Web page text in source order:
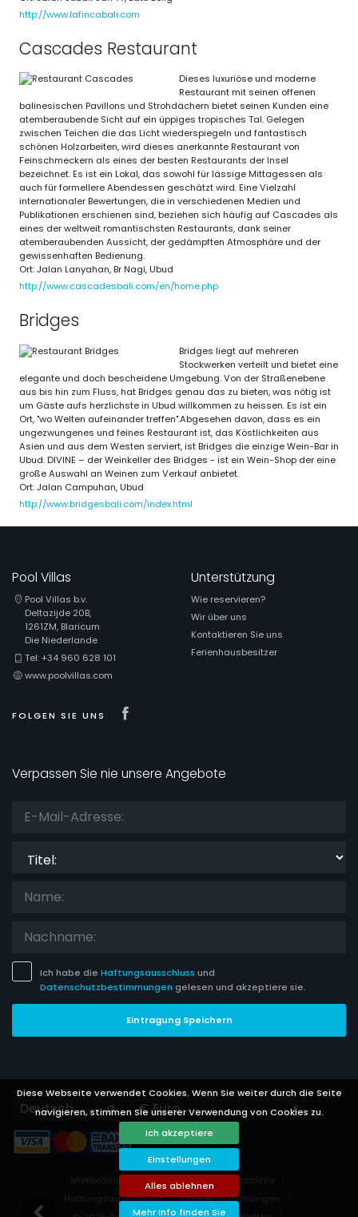
Diese Webseite verwendet Cookies. Wenn Sie weiter durch die Seite
navigieren, stimmen Sie unserer Verwendung von Cookies zu.
Ich akzeptiere
Einstellungen
Alles ablehnen
Mehr Info finden Sie
http://www.lafincabali.com
Cascades Restaurant
Dieses luxuriöse und moderne
Restaurant mit seinen offenen
balinesischen Pavillons und Strohdächern bietet seinen Kunden eine
atemberaubende Sicht auf ein üppiges tropisches Tal. Gelegen
zwischen Teichen die das Licht wiederspiegeln und fantastisch
schönen Holzarbeiten, wird dieses anerkannte Restaurant von
Feinschmeckern als eines der besten Restaurants der Insel
bezeichnet. Es ist ein Lokal, das sowohl für lässige Mittagessen als
auch für formellere Abendessen geschätzt wird. Eine Vielzahl
internationaler Bewertungen, die in verschiedenen Medien und
Publikationen erschienen sind, beziehen sich häufig auf Cascades als
eines der weltweit romantischsten Restaurants, dank seiner
atemberaubenden Aussicht, der gedämpften Atmosphäre und der
gewissenhaften Bedienung.
Ort: Jalan Lanyahan, Br Nagi, Ubud
http://www.cascadesbali.com/en/home.php
Bridges
Bridges liegt auf mehreren
Stockwerken verteilt und bietet eine
elegante und doch bescheidene Umgebung. Von der Straßenebene
aus bis hin zum Fluss, hat Bridges genau das zu bieten, was nötig ist
um Gäste aufs herzlichste in Ubud willkommen zu heissen. Es ist ein
Ort, "wo Welten aufeinander treffen".Abgesehen davon, dass es ein
ungezwungenes und feines Restaurant ist, das Köstlichkeiten aus
Asien und aus dem Westen serviert, ist Bridges die einzige Wein-Bar in
Ubud. DIVINE – der Weinkeller des Bridges - ist ein Wein-Shop der eine
große Auswahl an Weinen zum Verkauf anbietet.
Ort: Jalan Campuhan, Ubud
http://www.bridgesbali.com/index.html
Pool Villas
Pool Villas b.v.
Deltazijde 20B,
1261ZM, Blaricum
Die Niederlande
Tel: +34 960 628 101
www.poolvillas.com
FOLGEN SIE UNS
Unterstützung
Wie reservieren?
Wir über uns
Kontaktieren Sie uns
Ferienhausbesitzer
Verpassen Sie nie unsere Angebote
Ich habe die Haftungsausschluss und
Datenschutzbestimmungen gelesen und akzeptiere sie.
Eintragung Speichern
Languages Currencies
Mietbedingungen
Datenschutzrichtlinie
Haftungsausschluss
Cookie-Einstellungen